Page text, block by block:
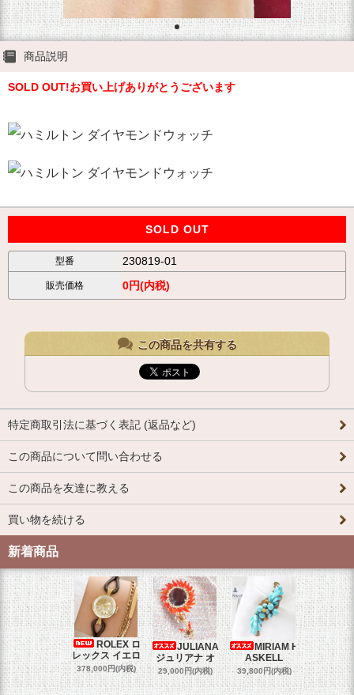
商品説明
SOLD OUT!お買い上げありがとうございます
SOLD OUT
型番 230819-01
販売価格 0円(内税)
この商品を共有する
特定商取引法に基づく表記 (返品など)
この商品について問い合わせる
この商品を友達に教える
買い物を続ける
新着商品
ROLEX ロ
レックス イエロ
378,000円(内税)
JULIANA
ジュリアナ オ
29,000円(内税)
MIRIAM H
ASKELL
39,800円(内税)
オメガマ
スダ
458,000円